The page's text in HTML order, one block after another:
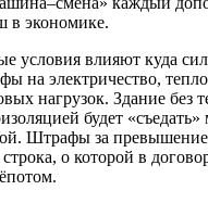
в экономике.
условия влияют куда
на электричество,
нагрузок. Здание без
будет
Штрафы за
о которой в